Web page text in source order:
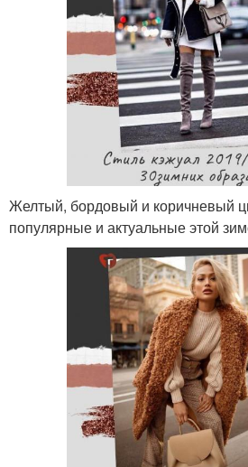
Желтый, бордовый и коричневый
популярные и актуальные этой